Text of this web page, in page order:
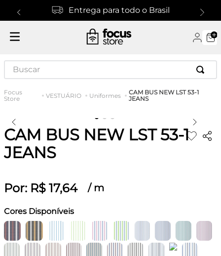
Entrega para todo o Brasil
Buscar
VESTUÁRIO Uniformes
CAM BUS NEW LST 53-1
JEANS
CAM BUS NEW LST 53-1
JEANS
Por: R$ 17,64 / m
Cores Disponíveis